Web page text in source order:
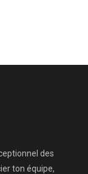
des
ton équipe,